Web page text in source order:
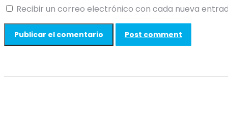
Recibir un correo electrónico con cada nueva
Post comment